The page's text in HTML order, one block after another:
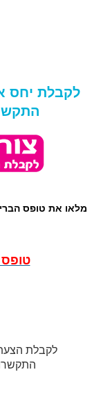
לקבלת יחס
מלאו את טופס
לקבלת